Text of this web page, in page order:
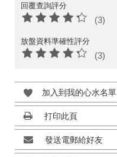
回覆查詢評分
(3)
放盤資料準確性評分
(3)
加入到我的心水名單
打印此頁
發送電郵給好友